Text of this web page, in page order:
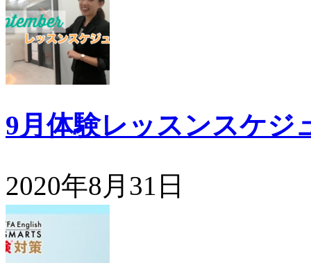
9月体験レッスンスケジ
2020年8月31日